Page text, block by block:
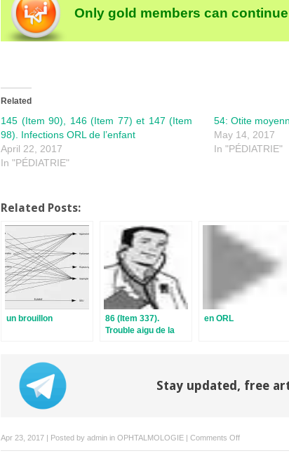
Only gold members can
Related
145 (Item 90), 146 (Item 77) et 147 (Item
98). Infections ORL de l’enfant
April 22, 2017
In "PÉDIATRIE"
54: Otite
May 14, 2017
In "PÉDIATRIE"
Related Posts:
un brouillon
86 (Item 337).
Trouble aigu de la
en ORL
Stay updated, free
Apr 23, 2017 | Posted by admin in OPHTALMOLOGIE | Comments Offon
147